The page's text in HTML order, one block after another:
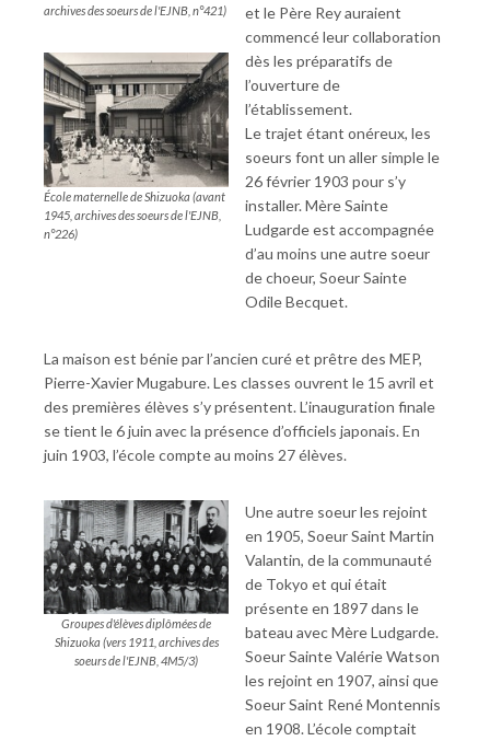
archives des soeurs de l'EJNB, n°421)
École maternelle de Shizuoka (avant
1945, archives des soeurs de l'EJNB,
n°226)
et le Père Rey auraient
commencé leur collaboration
dès les préparatifs de
l’ouverture de
l’établissement.
Le trajet étant onéreux, les
soeurs font un aller simple le
26 février 1903 pour s’y
installer. Mère Sainte
Ludgarde est accompagnée
d’au moins une autre soeur
de choeur, Soeur Sainte
Odile Becquet.
La maison est bénie par l’ancien curé et prêtre des MEP,
Pierre-Xavier Mugabure. Les classes ouvrent le 15 avril et
des premières élèves s’y présentent. L’inauguration finale
se tient le 6 juin avec la présence d’officiels japonais. En
juin 1903, l’école compte au moins 27 élèves.
Groupes d'élèves diplômées de
Shizuoka (vers 1911, archives des
soeurs de l'EJNB, 4M5/3)
Une autre soeur les rejoint
en 1905, Soeur Saint Martin
Valantin, de la communauté
de Tokyo et qui était
présente en 1897 dans le
bateau avec Mère Ludgarde.
Soeur Sainte Valérie Watson
les rejoint en 1907, ainsi que
Soeur Saint René Montennis
en 1908. L’école comptait